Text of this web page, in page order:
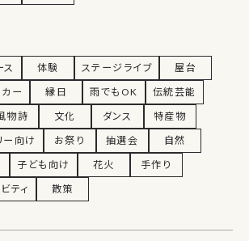
ス 体験 ステージライブ
屋台
ー 縁日 雨でもOK
伝統芸能
物詩 文化 ダンス
特産物
ー向け お祭り 抽選会
自然
子ども向け 花火
手作り
ティ 散策